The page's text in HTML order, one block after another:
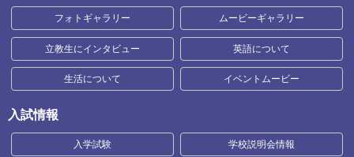
フォトギャラリー ムービーギャラリー
立教生にインタビュー 英語について
生活について イベントムービー
入試情報
入学試験 学校説明会情報